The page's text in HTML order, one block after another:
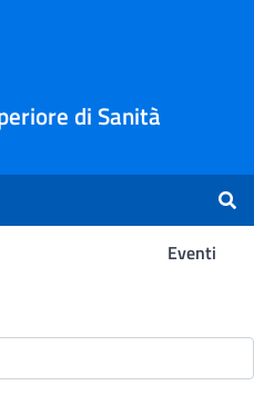
di Sanità
Eventi
-